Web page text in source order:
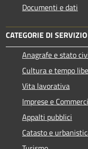
Documenti e dati
CATEGORIE DI SERVIZIO
Anagrafe e stato
Cultura e tempo
Vita lavorativa
Imprese e
Appalti pubblici
Catasto e